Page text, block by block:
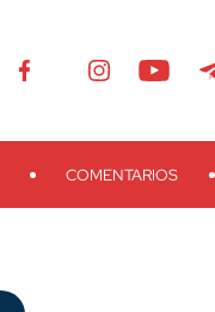
COMENTARIOS